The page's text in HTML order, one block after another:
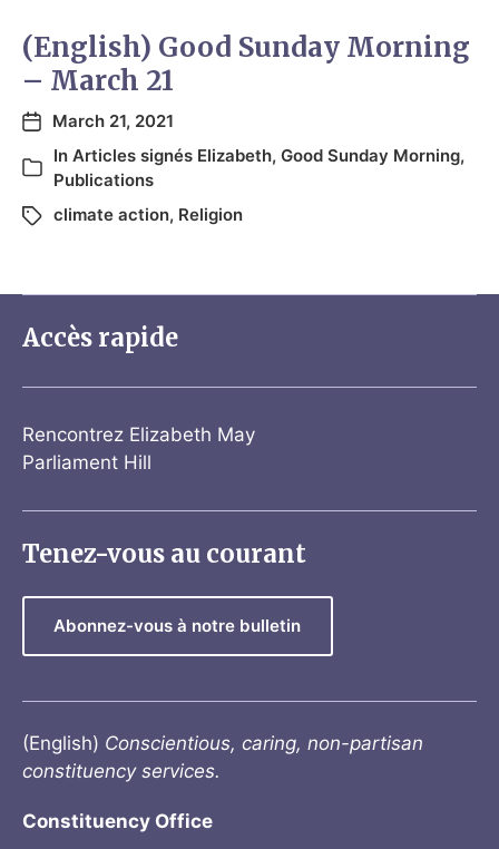
(English) Good Sunday Morning
– March 21
March 21, 2021
In Articles signés Elizabeth, Good Sunday Morning,
Publications
climate action, Religion
Accès rapide
Rencontrez Elizabeth May
Parliament Hill
Tenez-vous au courant
Abonnez-vous à notre bulletin
(English) Conscientious, caring, non-partisan
constituency services.
Constituency Office